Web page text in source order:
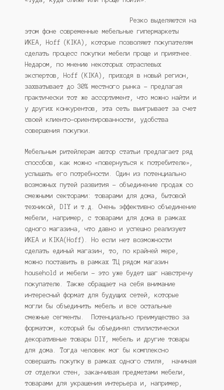
Резко выделяются на
этом фоне современные мебельные гипермаркеты
ИКЕА, Hoff (КIKA), которые позволяют покупателям
сделать процесс покупки мебели проще и приятнее.
Недаром, по мнению некоторых отраслевых
экспертов, Hoff (КIKA), приходя в новый регион,
захватывает до 30% местного рынка – предлагая
практически тот же ассортимент, что можно найти и
у других конкурентов, эта сеть выигрывает за счет
своей клиенто-ориентированности, удобства
совершения покупки.
Мебельным ритейлерам автор статьи предлагает ряд
способов, как можно «повернуться к потребителю»,
услышать его потребности. Один из потенциально
возможных путей развития – объединение продаж со
смежными секторами: товарами для дома, бытовой
техникой, DIY и т.д. Очень эффективно объединение
мебели, например, с товарами для дома в рамках
одного магазина, что давно и успешно реализуют
ИКЕА и KIKA(Hoff). Но если нет возможноcти
сделать единый магазин, то, по крайней мере,
можно поставить в рамках ТЦ рядом магазин
household и мебели – это уже будет шаг навстречу
покупателю. Также обращает на себя внимание
интересный формат для будущих сетей, которые
могли бы объединить мебель и все остальные
смежные сегменты. Потенциально преимущество за
форматом, который бы объединял стилистически
декоративные товары DIY, мебель и другие товары
для дома. Тогда человек мог бы комплексно
совершать покупку в рамках одного стиля, начиная
от отделки стен, заканчивая предметами мебели,
товарами для украшения интерьера и, например,